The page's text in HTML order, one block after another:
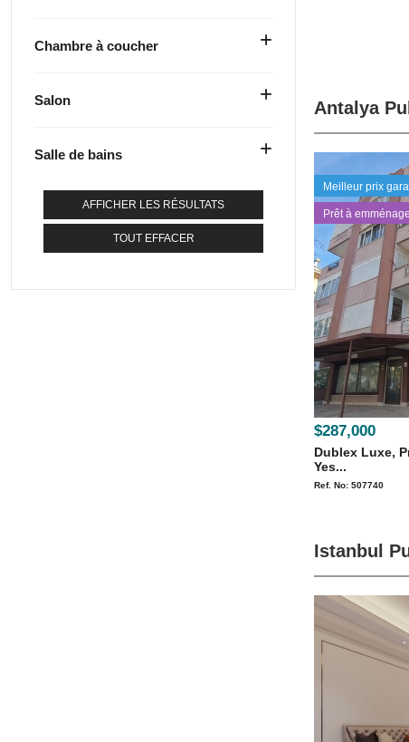
Chambre à coucher
Salon
Salle de bains
AFFICHER LES RÉSULTATS
TOUT EFFACER
Antalya
Meilleur prix
Prêt à
$287,000
Dublex Luxe,
Yes...
Ref. No: 507740
Istanbul